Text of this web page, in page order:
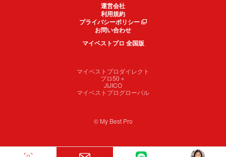
運営会社
利用規約
プライバシーポリシー
お問い合わせ
マイベストプロ 全国版
マイベストプロダイレクト
プロ50＋
JIJICO
マイベストプログローバル
© My Best Pro